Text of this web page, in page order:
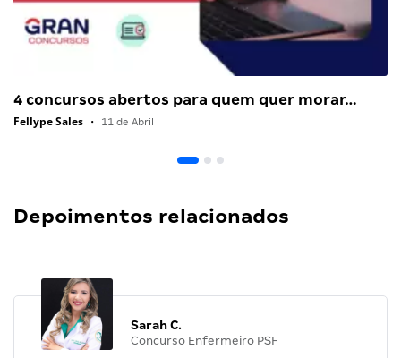
4 concursos abertos para quem quer morar…
Fellype Sales • 11 de Abril
Depoimentos relacionados
Sarah C.
Concurso Enfermeiro PSF